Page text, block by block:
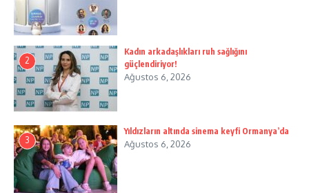
2
Kadın arkadaşlıkları ruh sağlığını
güçlendiriyor!
Ağustos 6, 2026
3
Yıldızların altında sinema keyfi Ormanya’da
Ağustos 6, 2026